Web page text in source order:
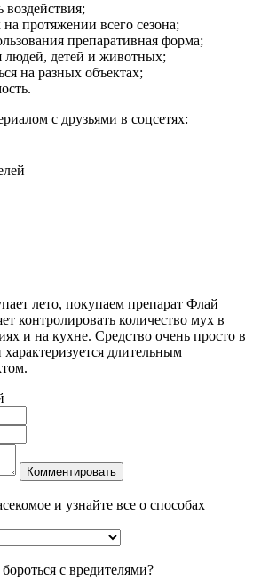
воздействия;
протяжении всего сезона;
препаративная форма;
людей, детей и животных;
на разных объектах;
с друзьями в соцсетях:
лето, покупаем препарат Флай
контролировать количество мух в
и на кухне. Средство очень просто в
длительным
и узнайте все о способах
с вредителями?